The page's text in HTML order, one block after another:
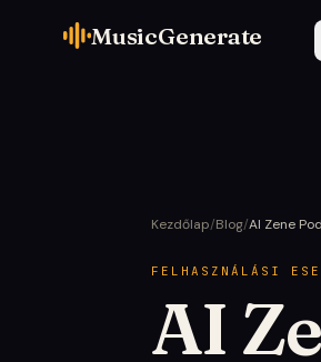
MusicGenerate
Kezdőlap/Blog/AI Zene
FELHASZNÁLÁSI
AI